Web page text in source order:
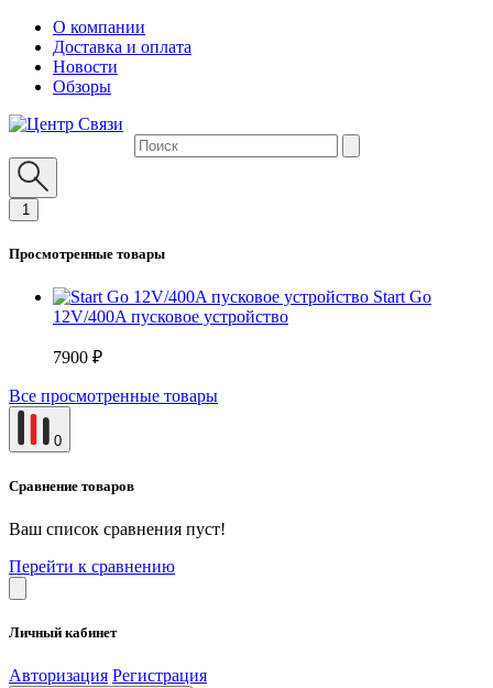
О компании
Доставка и оплата
Новости
Обзоры
1
Просмотренные товары
Start Go
12V/400A пусковое устройство
7900 ₽
Все просмотренные товары
0
Сравнение товаров
Ваш список сравнения пуст!
Перейти к сравнению
Личный кабинет
Авторизация Регистрация